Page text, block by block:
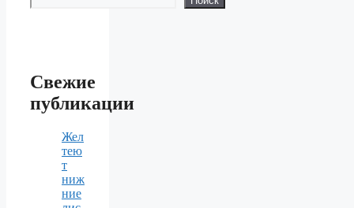
Свежие
публикации
Жел
тею
т
ниж
ние